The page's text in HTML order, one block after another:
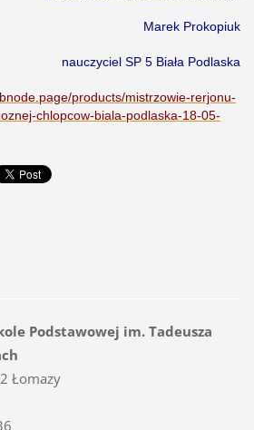
Marek Prokopiuk
nauczyciel SP 5 Biała Podlaska
products/mistrzowie-rerjonu-
chlopcow-biala-podlaska-18-05-
Podstawowej im. Tadeusza
Łomazy